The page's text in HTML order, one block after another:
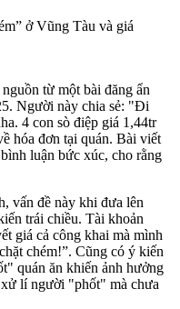
từ một bài đăng ẩn
Người này chia sẻ: "Đi
4 con sò điệp giá 1,44tr
hóa đơn tại quán. Bài viết
luận bức xúc, cho rằng
vấn đề này khi đưa lên
trái chiều. Tài khoản
giá cả công khai mà mình
chém!”. Cũng có ý kiến
quán ăn khiến ảnh hưởng
lí người "phốt" mà chưa